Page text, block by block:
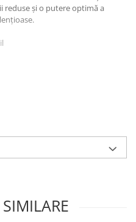
reduse şi o putere optimă a
catalitice
de bază